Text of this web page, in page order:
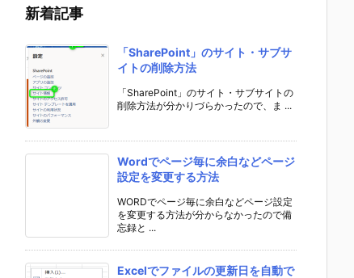
新着記事
「SharePoint」のサイト・サブサ
イトの削除方法
「SharePoint」のサイト・サブサイトの
削除方法が分かりづらかったので、ま ...
Wordでページ毎に余白などページ
設定を変更する方法
WORDでページ毎に余白などページ設定
を変更する方法が分からなかったので備
忘録と ...
Excelでファイルの更新日を自動で